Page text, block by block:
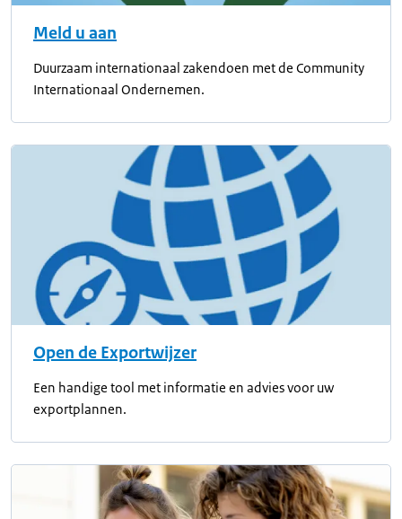
Meld u aan
Duurzaam internationaal zakendoen met de Community
Internationaal Ondernemen.
Open de Exportwijzer
Een handige tool met informatie en advies voor uw
exportplannen.